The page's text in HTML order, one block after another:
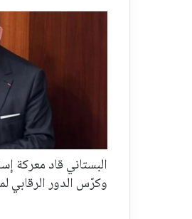
البستاني قاد معركة
وكرّس الدور الرقابي